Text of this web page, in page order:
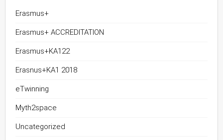
Erasmus+
Erasmus+ ACCREDITATION
Erasmus+KA122
Erasnus+KA1 2018
eTwinning
Myth2space
Uncategorized